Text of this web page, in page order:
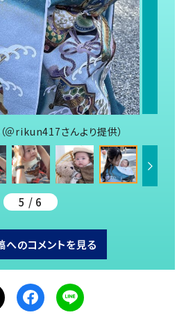
＠rikun417さんより提供）
5 / 6
へのコメントを見る